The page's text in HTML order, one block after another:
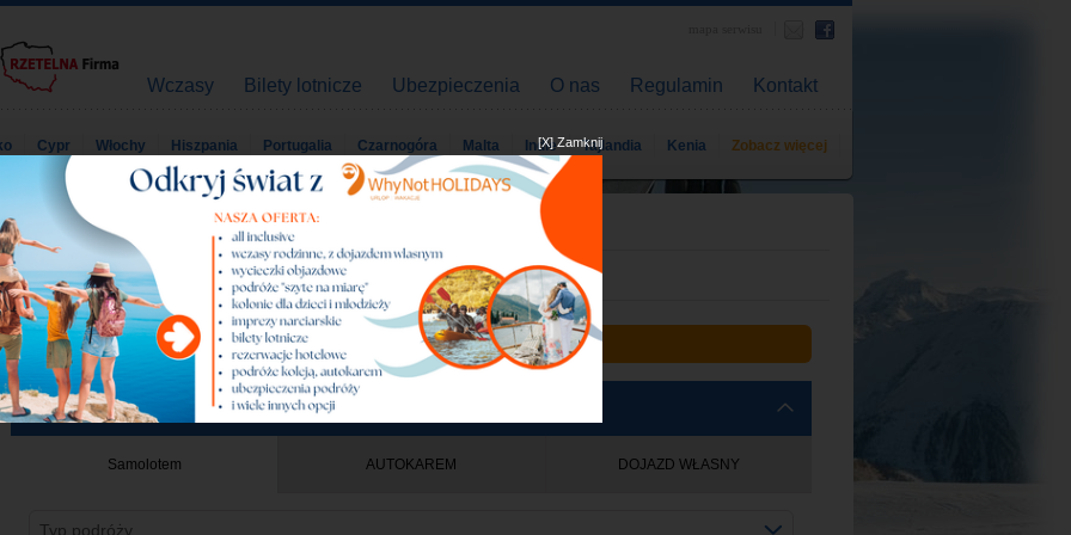
Wczasy Bilety lotnicze Ubezpieczenia O nas Regulamin Kontakt
Cypr Włochy Hiszpania Portugalia Czarnogóra Malta Indie Tajlandia Kenia Zobacz więcej
Urlop Wczasy Wakacje
Strona główna Urlop Wczasy Wakacje
Nowe wyszukiwanie
Wyszukiwarka wczasów
Samolotem AUTOKAREM DOJAZD WŁASNY
Typ podróży
[X] Zamknij